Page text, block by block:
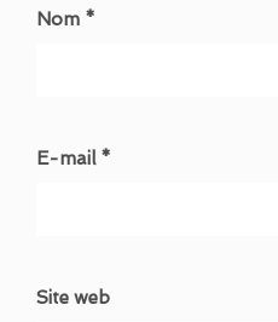
Nom *
E-mail *
Site web